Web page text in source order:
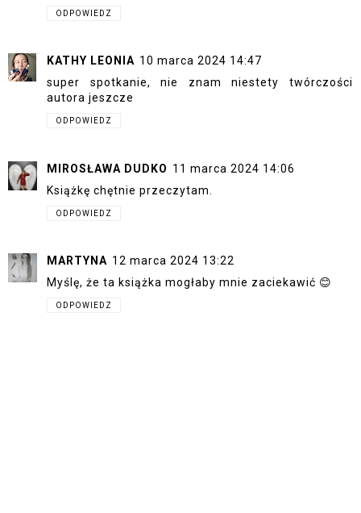
ODPOWIEDZ
KATHY LEONIA 10 marca 2024 14:47
super spotkanie, nie znam niestety twórczości
autora jeszcze
ODPOWIEDZ
MIROSŁAWA DUDKO 11 marca 2024 14:06
Książkę chętnie przeczytam.
ODPOWIEDZ
MARTYNA 12 marca 2024 13:22
Myślę, że ta książka mogłaby mnie zaciekawić 😊
ODPOWIEDZ